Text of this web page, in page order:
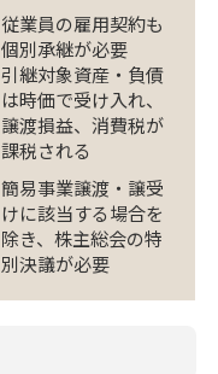
従業員の雇用契約も
個別承継が必要
引継対象資産・負債
は時価で受け入れ、
譲渡損益、消費税が
課税される
簡易事業譲渡・譲受
けに該当する場合を
除き、株主総会の特
別決議が必要